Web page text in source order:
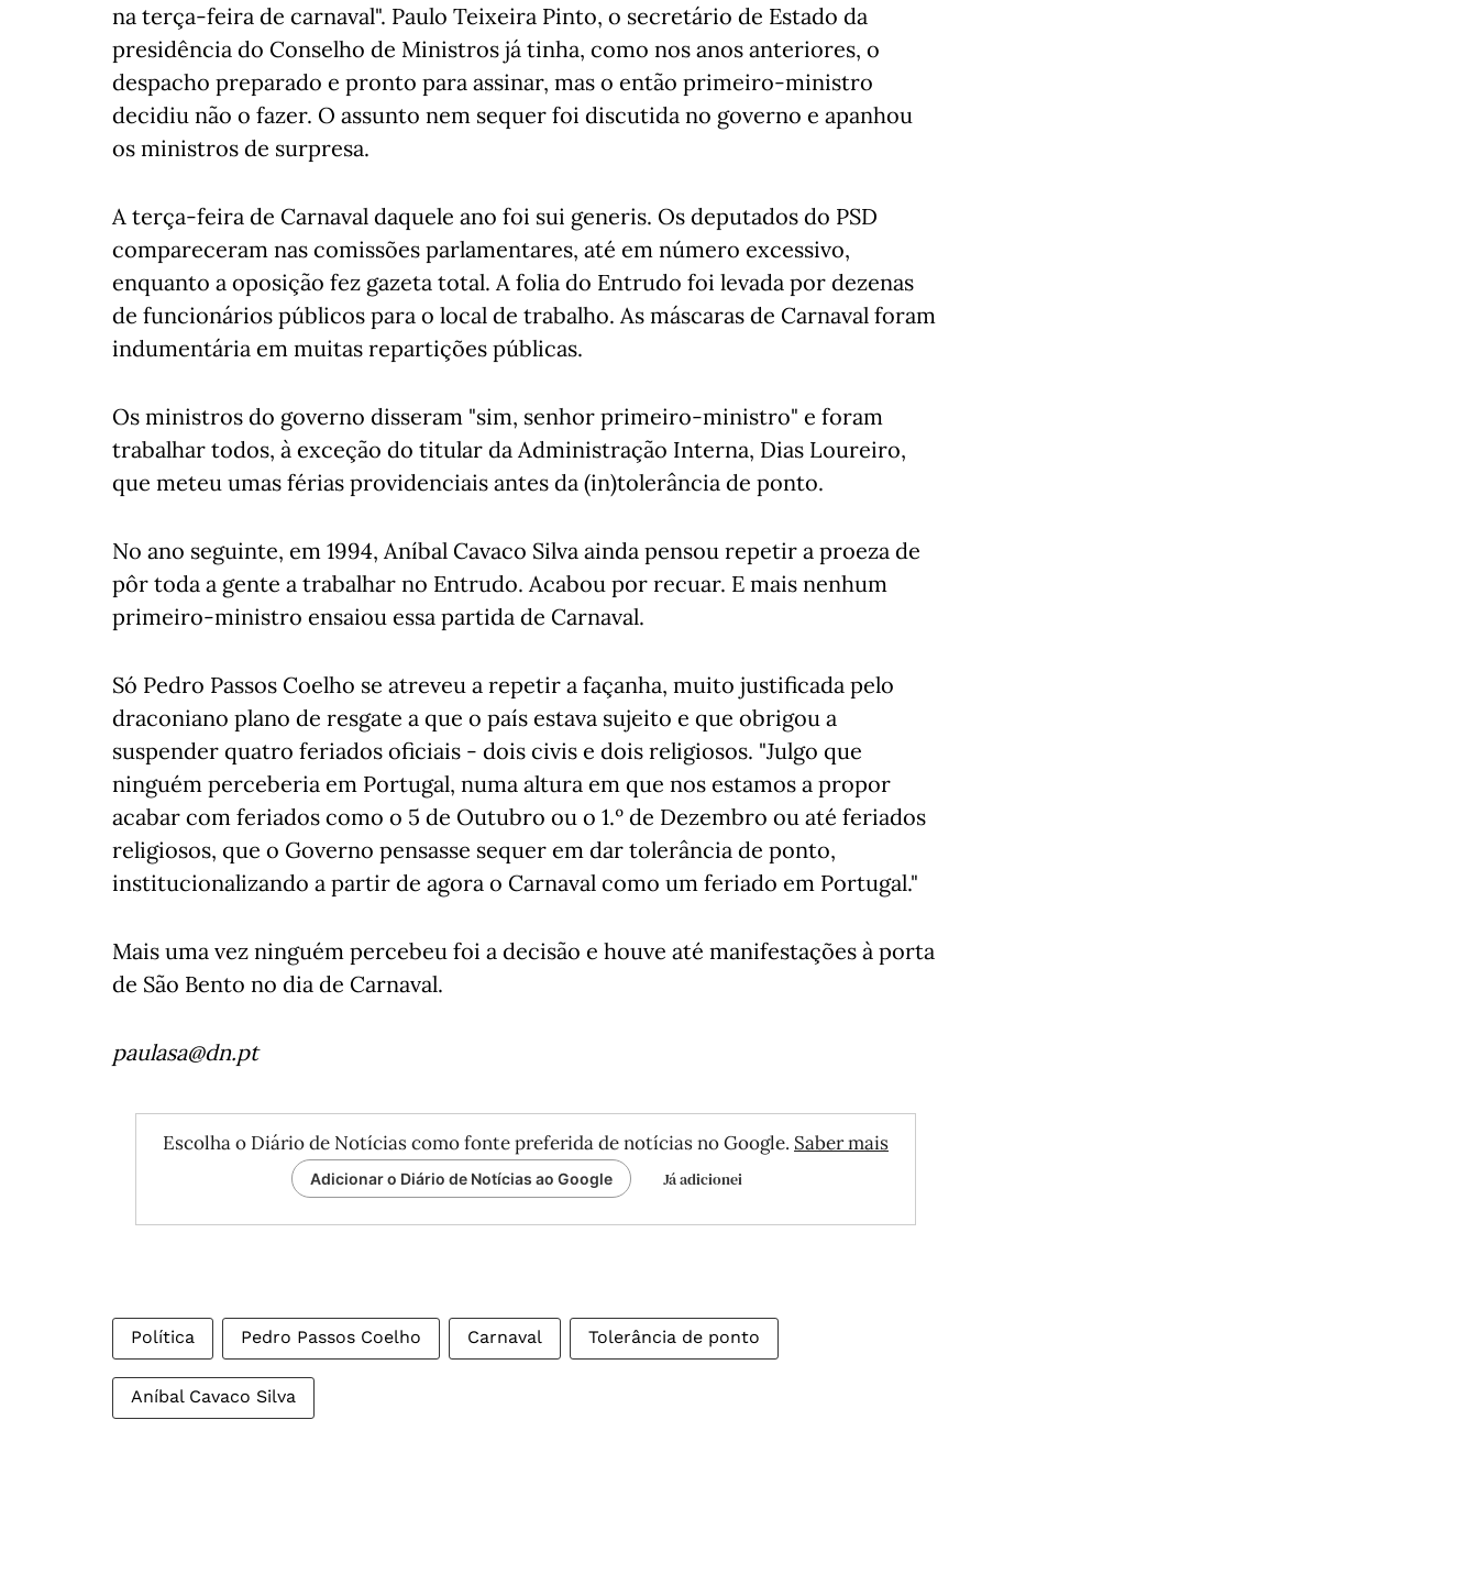
na terça-feira de carnaval". Paulo Teixeira Pinto, o secretário de Estado da
presidência do Conselho de Ministros já tinha, como nos anos anteriores, o
despacho preparado e pronto para assinar, mas o então primeiro-ministro
decidiu não o fazer. O assunto nem sequer foi discutida no governo e apanhou
os ministros de surpresa.
A terça-feira de Carnaval daquele ano foi sui generis. Os deputados do PSD
compareceram nas comissões parlamentares, até em número excessivo,
enquanto a oposição fez gazeta total. A folia do Entrudo foi levada por dezenas
de funcionários públicos para o local de trabalho. As máscaras de Carnaval foram
indumentária em muitas repartições públicas.
Os ministros do governo disseram "sim, senhor primeiro-ministro" e foram
trabalhar todos, à exceção do titular da Administração Interna, Dias Loureiro,
que meteu umas férias providenciais antes da (in)tolerância de ponto.
No ano seguinte, em 1994, Aníbal Cavaco Silva ainda pensou repetir a proeza de
pôr toda a gente a trabalhar no Entrudo. Acabou por recuar. E mais nenhum
primeiro-ministro ensaiou essa partida de Carnaval.
Só Pedro Passos Coelho se atreveu a repetir a façanha, muito justificada pelo
draconiano plano de resgate a que o país estava sujeito e que obrigou a
suspender quatro feriados oficiais - dois civis e dois religiosos. "Julgo que
ninguém perceberia em Portugal, numa altura em que nos estamos a propor
acabar com feriados como o 5 de Outubro ou o 1.º de Dezembro ou até feriados
religiosos, que o Governo pensasse sequer em dar tolerância de ponto,
institucionalizando a partir de agora o Carnaval como um feriado em Portugal."
Mais uma vez ninguém percebeu foi a decisão e houve até manifestações à porta
de São Bento no dia de Carnaval.
paulasa@dn.pt
Escolha o Diário de Notícias como fonte preferida de notícias no Google. Saber mais
Adicionar o Diário de Notícias ao Google Já adicionei
Política Pedro Passos Coelho Carnaval Tolerância de ponto
Aníbal Cavaco Silva